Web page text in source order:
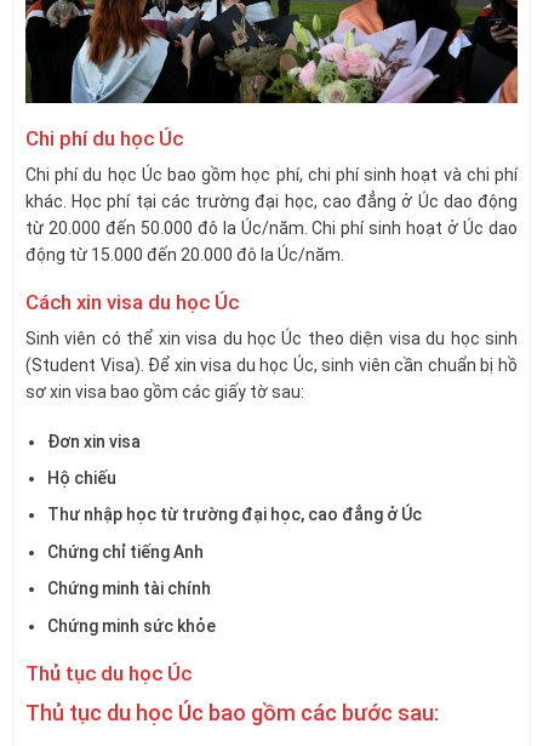
Chi phí du học Úc
Chi phí du học Úc bao gồm học phí, chi phí sinh hoạt và chi phí
khác. Học phí tại các trường đại học, cao đẳng ở Úc dao động
từ 20.000 đến 50.000 đô la Úc/năm. Chi phí sinh hoạt ở Úc dao
động từ 15.000 đến 20.000 đô la Úc/năm.
Cách xin visa du học Úc
Sinh viên có thể xin visa du học Úc theo diện visa du học sinh
(Student Visa). Để xin visa du học Úc, sinh viên cần chuẩn bị hồ
sơ xin visa bao gồm các giấy tờ sau:
Đơn xin visa
Hộ chiếu
Thư nhập học từ trường đại học, cao đẳng ở Úc
Chứng chỉ tiếng Anh
Chứng minh tài chính
Chứng minh sức khỏe
Thủ tục du học Úc
Thủ tục du học Úc bao gồm các bước sau: